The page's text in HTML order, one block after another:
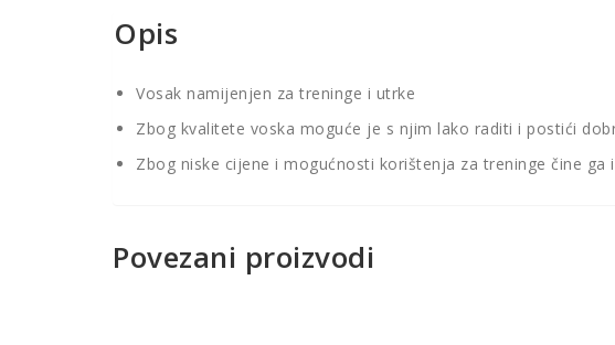
Opis
Vosak namijenjen za treninge i utrke
Zbog kvalitete voska moguće je s njim lako raditi i postići
Zbog niske cijene i mogućnosti korištenja za treninge čine
Povezani proizvodi